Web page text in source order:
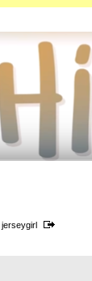
jerseygirl